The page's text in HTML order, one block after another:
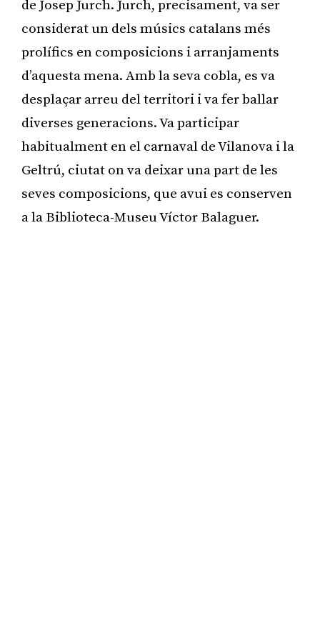
de Josep Jurch. Jurch, precisament, va ser
considerat un dels músics catalans més
prolífics en composicions i arranjaments
d’aquesta mena. Amb la seva cobla, es va
desplaçar arreu del territori i va fer ballar
diverses generacions. Va participar
habitualment en el carnaval de Vilanova i la
Geltrú, ciutat on va deixar una part de les
seves composicions, que avui es conserven
a la Biblioteca-Museu Víctor Balaguer.